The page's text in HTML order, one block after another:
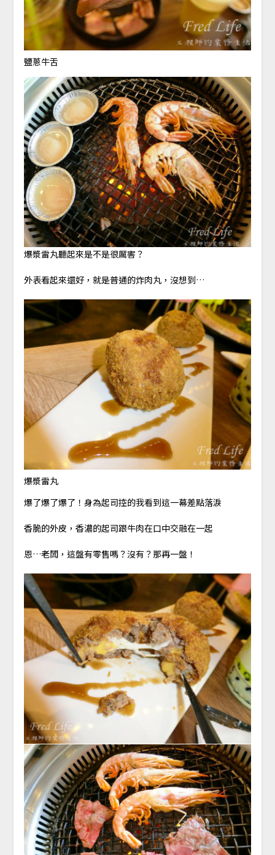
鹽蔥牛舌
爆漿雷丸聽起來是不是很厲害？
外表看起來還好，就是普通的炸肉丸，沒想到…
爆漿雷丸
爆了爆了爆了！身為起司控的我看到這一幕差點落淚
香脆的外皮，香濃的起司跟牛肉在口中交融在一起
恩…老闆，這盤有零售嗎？沒有？那再一盤！